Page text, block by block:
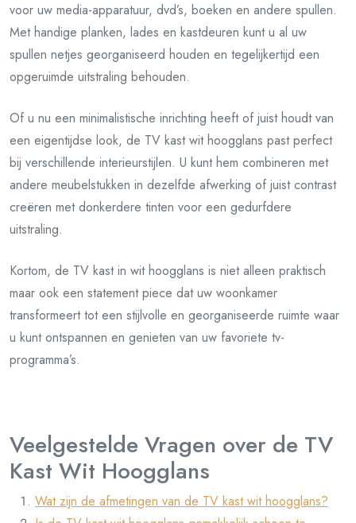
voor uw media-apparatuur, dvd’s, boeken en andere spullen.
Met handige planken, lades en kastdeuren kunt u al uw
spullen netjes georganiseerd houden en tegelijkertijd een
opgeruimde uitstraling behouden.
Of u nu een minimalistische inrichting heeft of juist houdt van
een eigentijdse look, de TV kast wit hoogglans past perfect
bij verschillende interieurstijlen. U kunt hem combineren met
andere meubelstukken in dezelfde afwerking of juist contrast
creëren met donkerdere tinten voor een gedurfdere
uitstraling.
Kortom, de TV kast in wit hoogglans is niet alleen praktisch
maar ook een statement piece dat uw woonkamer
transformeert tot een stijlvolle en georganiseerde ruimte waar
u kunt ontspannen en genieten van uw favoriete tv-
programma’s.
Veelgestelde Vragen over de TV
Kast Wit Hoogglans
Wat zijn de afmetingen van de TV kast wit hoogglans?